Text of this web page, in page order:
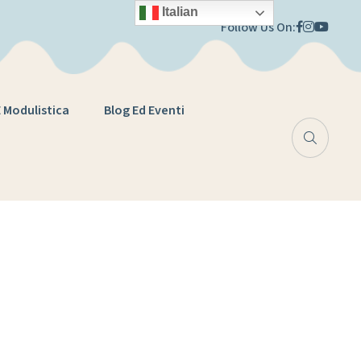
Follow Us On:
Modulistica Blog Ed Eventi
Italian